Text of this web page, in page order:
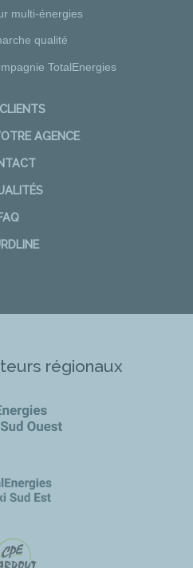
multi-énergies
qualité
TotalEnergies
AGENCE
régionaux